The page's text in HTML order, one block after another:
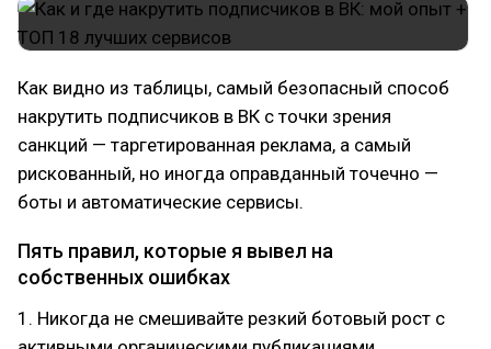
Как видно из таблицы, самый безопасный способ
накрутить подписчиков в ВК с точки зрения
санкций — таргетированная реклама, а самый
рискованный, но иногда оправданный точечно —
боты и автоматические сервисы.
Пять правил, которые я вывел на
собственных ошибках
1. Никогда не смешивайте резкий ботовый рост с